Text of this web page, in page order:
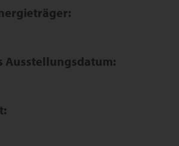
Ausstellungsdatum: